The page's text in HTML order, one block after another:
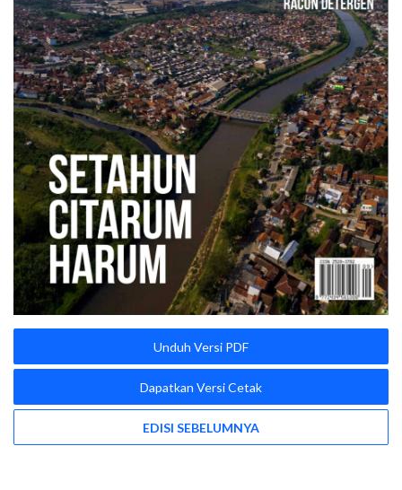
Unduh Versi PDF
Dapatkan Versi Cetak
EDISI SEBELUMNYA